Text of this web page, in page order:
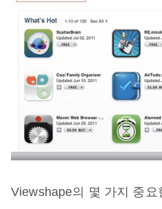
Viewshape의 몇 가지 중요